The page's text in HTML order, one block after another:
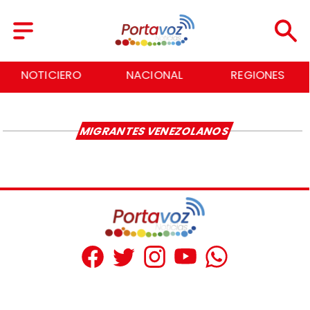
NOTICIERO NACIONAL REGIONES
MIGRANTES VENEZOLANOS